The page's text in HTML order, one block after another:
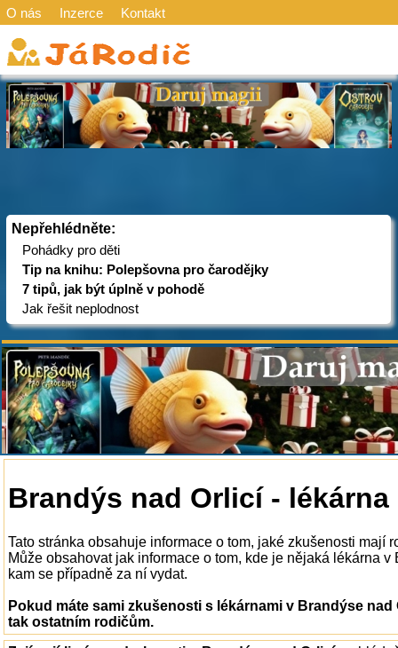
O nás Inzerce Kontakt
Nepřehlédněte:
Pohádky pro děti
Tip na knihu: Polepšovna pro čarodějky
7 tipů, jak být úplně v pohodě
Jak řešit neplodnost
Brandýs nad Orlicí - lékárna
Tato stránka obsahuje informace o tom, jaké zkušenosti mají
Může obsahovat jak informace o tom, kde je nějaká lékárna
kam se případně za ní vydat.
Pokud máte sami zkušenosti s lékárnami v Brandýse
tak ostatním rodičům.